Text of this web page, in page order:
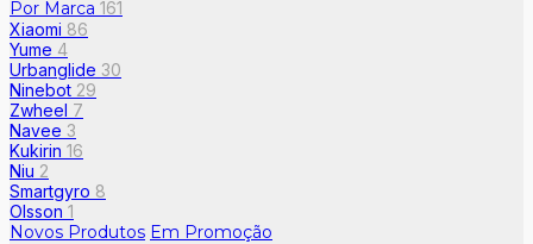
Por Marca 161
Xiaomi 86
Yume 4
Urbanglide 30
Ninebot 29
Zwheel 7
Navee 3
Kukirin 16
Niu 2
Smartgyro 8
Olsson 1
Novos Produtos Em Promoção